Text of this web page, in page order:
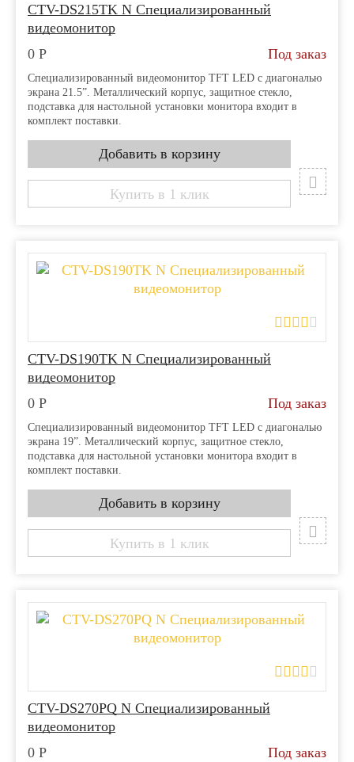
CTV-DS215TK N Специализированный
видеомонитор
0 Р Под заказ
Специализированный видеомонитор TFT LED с диагональю
экрана 21.5”. Металлический корпус, защитное стекло,
подставка для настольной установки монитора входит в
комплект поставки.
Купить в 1 клик
CTV-DS190TK N Специализированный
видеомонитор
0 Р Под заказ
Специализированный видеомонитор TFT LED с диагональю
экрана 19”. Металлический корпус, защитное стекло,
подставка для настольной установки монитора входит в
комплект поставки.
Купить в 1 клик
CTV-DS270PQ N Специализированный
видеомонитор
0 Р Под заказ